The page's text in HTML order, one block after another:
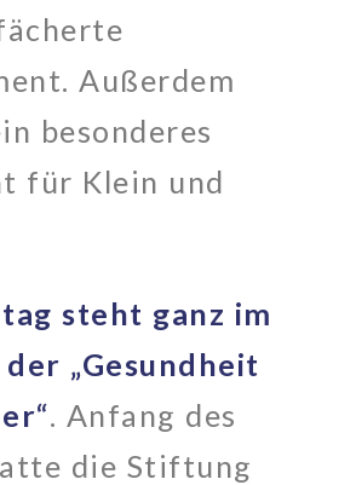
Außerdem
besonderes
für Klein und
steht ganz im
„Gesundheit
. Anfang des
die Stiftung